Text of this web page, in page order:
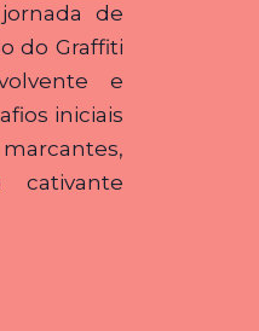
de
do Graffiti
e
iniciais
cativante